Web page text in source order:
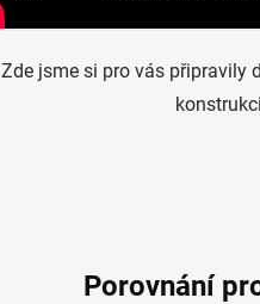
Zde jsme si pro vás připravily
Porovnání